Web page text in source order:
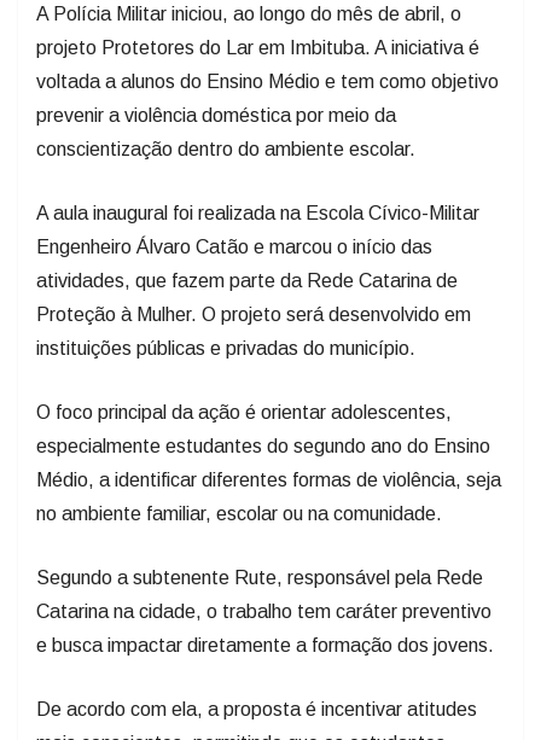
A Polícia Militar iniciou, ao longo do mês de abril, o
projeto Protetores do Lar em Imbituba. A iniciativa é
voltada a alunos do Ensino Médio e tem como objetivo
prevenir a violência doméstica por meio da
conscientização dentro do ambiente escolar.
A aula inaugural foi realizada na Escola Cívico-Militar
Engenheiro Álvaro Catão e marcou o início das
atividades, que fazem parte da Rede Catarina de
Proteção à Mulher. O projeto será desenvolvido em
instituições públicas e privadas do município.
O foco principal da ação é orientar adolescentes,
especialmente estudantes do segundo ano do Ensino
Médio, a identificar diferentes formas de violência, seja
no ambiente familiar, escolar ou na comunidade.
Segundo a subtenente Rute, responsável pela Rede
Catarina na cidade, o trabalho tem caráter preventivo
e busca impactar diretamente a formação dos jovens.
De acordo com ela, a proposta é incentivar atitudes